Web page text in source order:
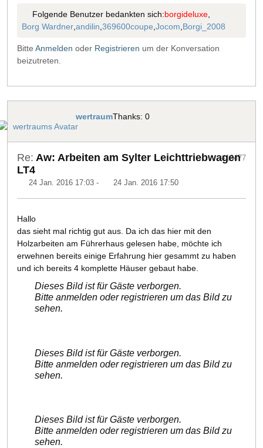
Folgende Benutzer bedankten sich:borgideluxe,
Borg Wardner andilin 369600coupe Jocom Borgi_2008
Bitte Anmelden oder Registrieren um der Konversation
beizutreten.
wertraumThanks: 0
Re: Aw: Arbeiten am Sylter Leichttriebwagen
LT4
24 Jan. 2016 17:03 - 24 Jan. 2016 17:50
#16477
Hallo
das sieht mal richtig gut aus. Da ich das hier mit den
Holzarbeiten am Führerhaus gelesen habe, möchte ich
erwehnen bereits einige Erfahrung hier gesammt zu haben
und ich bereits 4 komplette Häuser gebaut habe.
Dieses Bild ist für Gäste verborgen.
Bitte anmelden oder registrieren um das Bild zu
sehen.
Dieses Bild ist für Gäste verborgen.
Bitte anmelden oder registrieren um das Bild zu
sehen.
Dieses Bild ist für Gäste verborgen.
Bitte anmelden oder registrieren um das Bild zu
sehen.